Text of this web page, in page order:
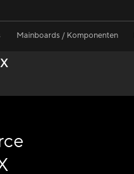
Mainboards / Komponenten